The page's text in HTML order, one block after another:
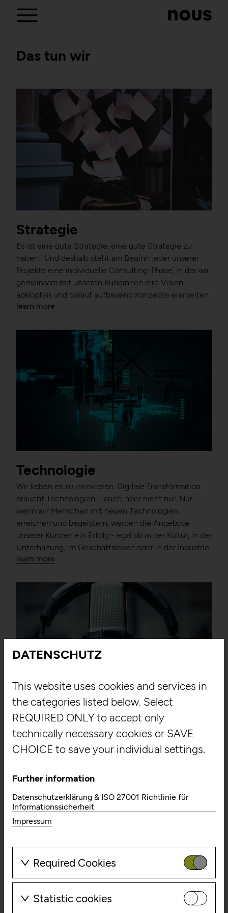
Das tun wir
Strategie
Es ist eine gute Strategie, eine gute Strategie zu
haben. Und deshalb steht am Beginn jeder unserer
Projekte eine individuelle Consulting-Phase, in der wir
gemeinsam mit unseren Kundinnen ihre Vision
abklopfen und darauf aufbauend Konzepte erarbeiten.
learn more
Technologie
Wir lieben es zu innovieren. Digitale Transformation
braucht Technologien – auch, aber nicht nur. Nur
wenn wir Menschen mit neuen Technologien
erreichen und begeistern, werden die Angebote
unserer Kunden ein Erfolg - egal ob in der Kultur, in der
Unterhaltung, im Geschäftsleben oder in der Industrie.
learn more
Content
Content? Geschichten! Es war einmal… und ist noch
immer, was uns alle fasziniert: das
Emotionen wecken, das Bekannte im Unbekannten
und Erlebnisse in Erinnerungen verwandeln.
learn more
DATENSCHUTZ
This website uses cookies and services in
the categories listed below. Select
REQUIRED ONLY to accept only
technically necessary cookies or SAVE
CHOICE to save your individual settings.
Further information
Datenschutzerklärung & ISO 27001 Richtlinie für
Informationssicherheit
Impressum
Required Cookies
These cookies are needed to enable
the basic functionality of this
Statistic cookies